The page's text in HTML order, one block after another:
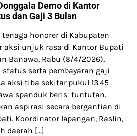
Demo di Kantor
dan Gaji 3 Bulan
tenaga honorer di Kabupaten
aksi unjuk rasa di Kantor Bupati
Banawa, Rabu (8/4/2026),
serta pembayaran gaji
aksi tiba sekitar pukul 13.45
spanduk berisi tuntutan.
aspirasi secara bergantian di
Koordinator lapangan, Raslin,
daerah […]